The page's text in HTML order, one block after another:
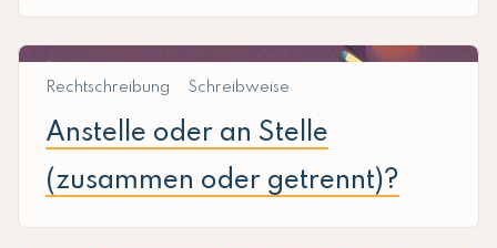
Rechtschreibung Schreibweise
Anstelle oder an Stelle
(zusammen oder getrennt)?